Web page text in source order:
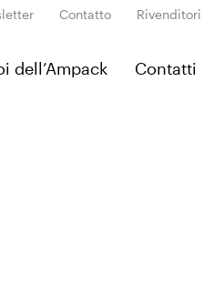
Contatto Rivenditori
dell’Ampack Contatti